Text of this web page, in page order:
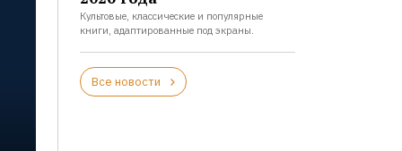
Культовые, классические и популярные
книги, адаптированные под экраны.
Все новости